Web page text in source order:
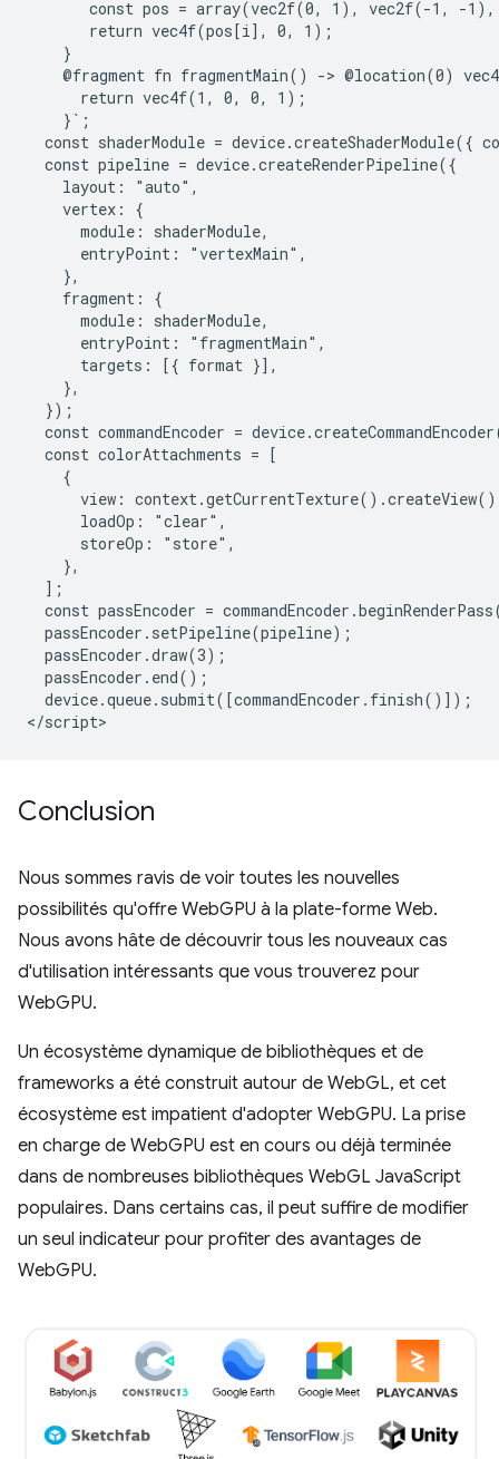
const pos = array(vec2f(0, 1), vec2f(-1, -
       return vec4f(pos[i], 0, 1);
    }
@fragment fn fragmentMain() -> @location(0)
      return vec4f(1, 0, 0, 1);
    }`;
const shaderModule = device.createShaderModule({
  const pipeline = device.createRenderPipeline({
    layout: "auto",
    vertex: {
      module: shaderModule,
      entryPoint: "vertexMain",
    },
    fragment: {
      module: shaderModule,
      entryPoint: "fragmentMain",
      targets: [{ format }],
    },
  });
const commandEncoder =
  const colorAttachments = [
    {
view:
      loadOp: "clear",
      storeOp: "store",
    },
  ];
const passEncoder =
  passEncoder.setPipeline(pipeline);
  passEncoder.draw(3);
  passEncoder.end();
  device.queue.submit([commandEncoder.finish()]);
Conclusion
Nous sommes ravis de voir toutes les nouvelles
possibilités qu'offre WebGPU à la plate-forme Web.
Nous avons hâte de découvrir tous les nouveaux cas
d'utilisation intéressants que vous trouverez pour
WebGPU.
Un écosystème dynamique de bibliothèques et de
frameworks a été construit autour de WebGL, et cet
écosystème est impatient d'adopter WebGPU. La prise
en charge de WebGPU est en cours ou déjà terminée
dans de nombreuses bibliothèques WebGL JavaScript
populaires. Dans certains cas, il peut suffire de modifier
un seul indicateur pour profiter des avantages de
WebGPU.